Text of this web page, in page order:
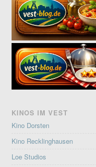
KINOS IM VEST
Kino Dorsten
Kino Recklinghausen
Loe Studios